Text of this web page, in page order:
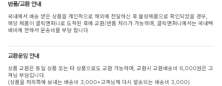
반품/교환 안내
국내에서 배송 받은 상품을 개인적으로 해외에 전달하신 후 불량제품으로 확인되었을 경우,
해당 제품이 클릭앤퍼니로 도착된 후에 교환/반품 처리가 가능하며, 클릭앤퍼니에서는 국내택
배비에 한해서 운송비를 부담 합니다
교환운임 안내
상품 교환은 동일 상품 또는 타 상품으로도 교환 가능하며, 교환시 교환배송비 6,000원은 고
객님 부담입니다.
(상품을 저희쪽에 보내는 배송비 3,000+고객님께 다시 발송되는 배송비 3,000)